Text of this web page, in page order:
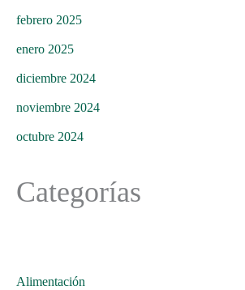
febrero 2025
enero 2025
diciembre 2024
noviembre 2024
octubre 2024
Categorías
Alimentación